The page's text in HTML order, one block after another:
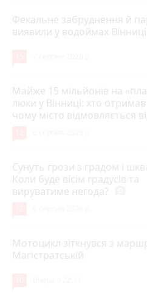
Фекальне забруднення й
виявили у водоймах Вінниці
Майже 15 мільйонів на
люки у Вінниці: хто отримав
чому місто відмовляється
Сунуть грози з градом і
Коли буде вісім градусів та
вируватиме негода?
Мотоцикл зіткнувся з
Магістратській